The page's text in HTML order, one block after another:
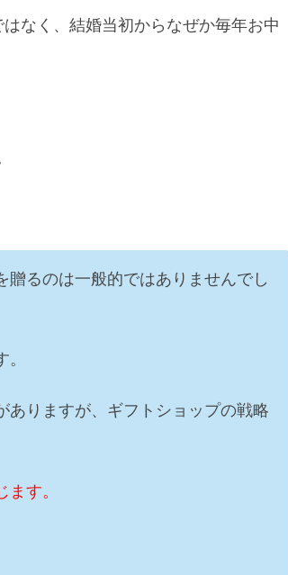
なく、結婚当初からなぜか毎年お中
るのは一般的ではありませんでし
ありますが、ギフトショップの戦略
す。